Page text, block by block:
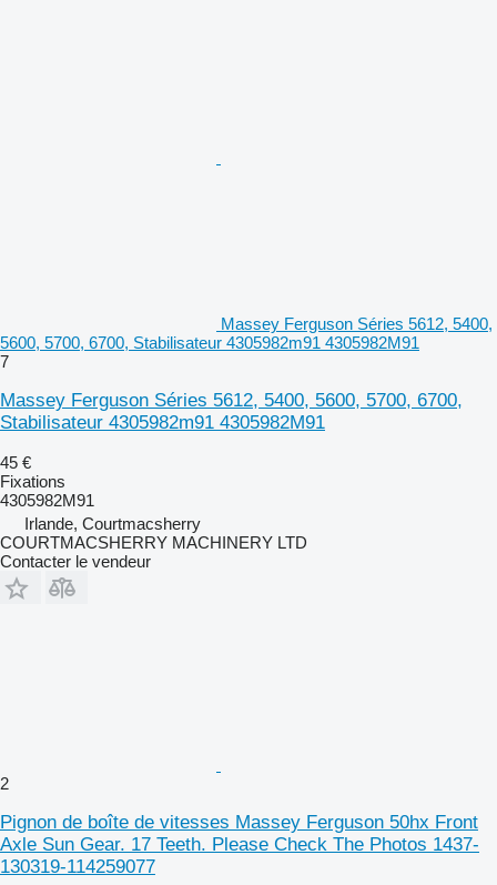
Massey Ferguson Séries 5612, 5400,
5600, 5700, 6700, Stabilisateur 4305982m91 4305982M91
7
Massey Ferguson Séries 5612, 5400, 5600, 5700, 6700,
Stabilisateur 4305982m91 4305982M91
45 €
Fixations
4305982M91
Irlande, Courtmacsherry
COURTMACSHERRY MACHINERY LTD
Contacter le vendeur
2
Pignon de boîte de vitesses Massey Ferguson 50hx Front
Axle Sun Gear. 17 Teeth. Please Check The Photos 1437-
130319-114259077